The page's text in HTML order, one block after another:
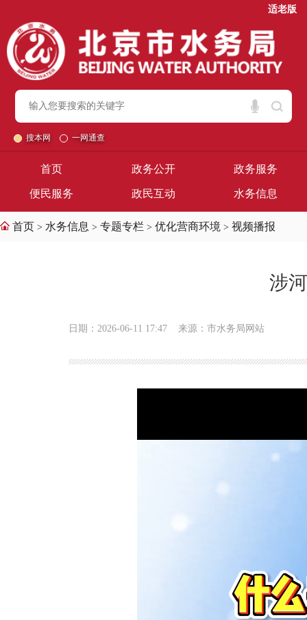
适老版
搜本网 一网通查
首页 政务公开 政务服务
便民服务 政民互动 水务信息
首页 > 水务信息 > 专题专栏 > 优化营商环境 > 视频播报
涉
日期：2026-06-11 17:47 来源：市水务局网站